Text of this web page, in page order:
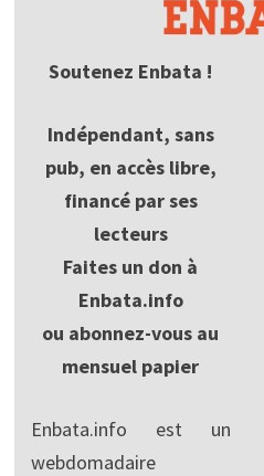
Soutenez Enbata !
Indépendant, sans
pub, en accès libre,
financé par ses
lecteurs
Faites un don à
Enbata.info
ou abonnez-vous au
mensuel papier
Enbata.info est un
webdomadaire